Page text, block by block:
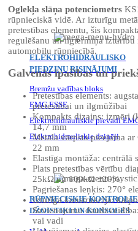
ELEKTROHIDRAULISKO
PIEDZIŅU RISINĀJUMI
Bremžu vadības bloks
EMG ESSE
Elektrohidrauliskie pievadi
Elektrohidrauliskie dzinēji
RŪPNIECISKIE
DŽOISTIKI UN KONSOLES
Oglekļa slāņa potenciometrs
rūpnieciskā vidē. Ar izturīgu
pretestības elementu, šis
regulēšanu un ilgtermiņa
automobiļu rūpniecībā.
Galvenās īpašības un
Pretestības elements:
pretestībai un ilgmūžībai
Kompakts dizains: izmēri
14,7 mm
Metāla vārpsta pieejama
22 mm
Elastīga montāža:
Plats pretestības vērtību
25kΩ un 100kΩ ±20%
Pagriešanas leņķis: 270°
Izturīga konstrukcija:
Savienojumu
vai vadi